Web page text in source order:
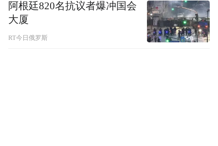
阿根廷820名抗议者爆冲国会
大厦
RT今日俄罗斯